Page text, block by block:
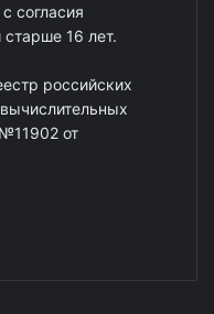
согласия
16 лет.
российских
от